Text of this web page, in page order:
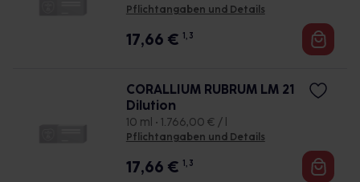
Pflichtangaben und Details
17,66 € 1, 3
CORALLIUM RUBRUM LM 21
Dilution
10 ml • 1.766,00 € / l
Pflichtangaben und Details
17,66 € 1, 3